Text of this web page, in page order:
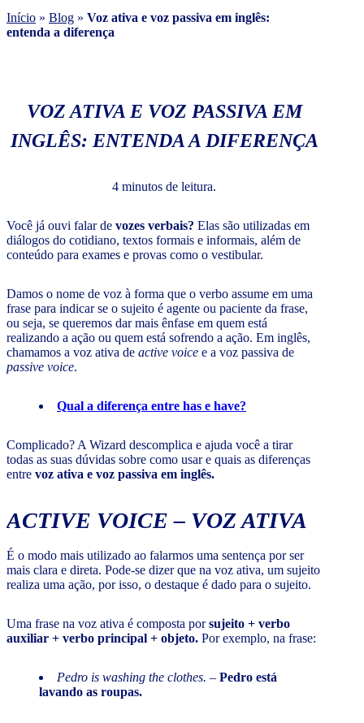
Início » Blog » Voz ativa e voz passiva em inglês:
entenda a diferença
VOZ ATIVA E VOZ PASSIVA EM
INGLÊS: ENTENDA A DIFERENÇA
4 minutos de leitura.
Você já ouvi falar de vozes verbais? Elas são utilizadas em
diálogos do cotidiano, textos formais e informais, além de
conteúdo para exames e provas como o vestibular.
Damos o nome de voz à forma que o verbo assume em uma
frase para indicar se o sujeito é agente ou paciente da frase,
ou seja, se queremos dar mais ênfase em quem está
realizando a ação ou quem está sofrendo a ação. Em inglês,
chamamos a voz ativa de active voice e a voz passiva de
passive voice.
Qual a diferença entre has e have?
Complicado? A Wizard descomplica e ajuda você a tirar
todas as suas dúvidas sobre como usar e quais as diferenças
entre voz ativa e voz passiva em inglês.
ACTIVE VOICE – VOZ ATIVA
É o modo mais utilizado ao falarmos uma sentença por ser
mais clara e direta. Pode-se dizer que na voz ativa, um sujeito
realiza uma ação, por isso, o destaque é dado para o sujeito.
Uma frase na voz ativa é composta porsujeito + verbo
auxiliar + verbo principal + objeto. Por exemplo, na frase:
Pedro is washing the clothes. – Pedro está
lavando as roupas.